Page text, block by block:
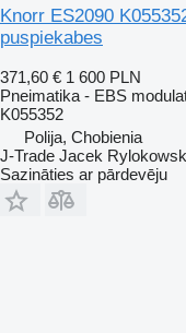
Knorr ES2090
puspiekabes
371,60 € 1 600 PLN
Pneimatika - EBS
K055352
Polija, Chobienia
J-Trade Jacek
Sazināties ar pārdevēju